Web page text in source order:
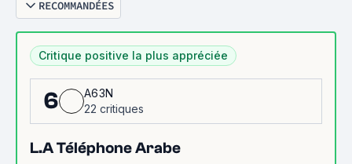
RECOMMANDÉES
Critique positive la plus appréciée
6
A63N
22 critiques
L.A Téléphone Arabe